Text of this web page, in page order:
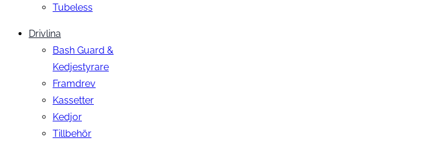
Tubeless
Drivlina
Bash Guard &
Kedjestyrare
Framdrev
Kassetter
Kedjor
Tillbehör